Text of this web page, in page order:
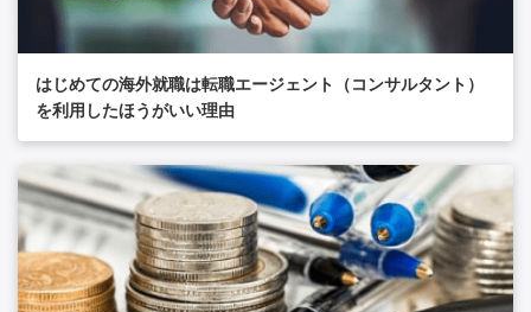
はじめての海外就職は転職エージェント（コンサルタント）
を利用したほうがいい理由